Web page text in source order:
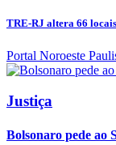
TRE-RJ altera 66
Portal Noroeste
Justiça
Bolsonaro pede ao